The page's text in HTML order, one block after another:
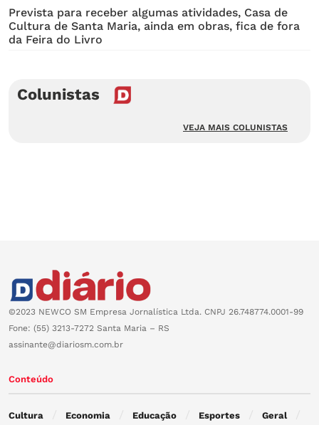
Prevista para receber algumas atividades, Casa de
Cultura de Santa Maria, ainda em obras, fica de fora
da Feira do Livro
Colunistas
VEJA MAIS COLUNISTAS
©2023 NEWCO SM Empresa Jornalística Ltda. CNPJ 26.748774.0001-99
Fone: (55) 3213-7272 Santa Maria – RS
assinante@diariosm.com.br
Conteúdo
Cultura Economia Educação Esportes Geral